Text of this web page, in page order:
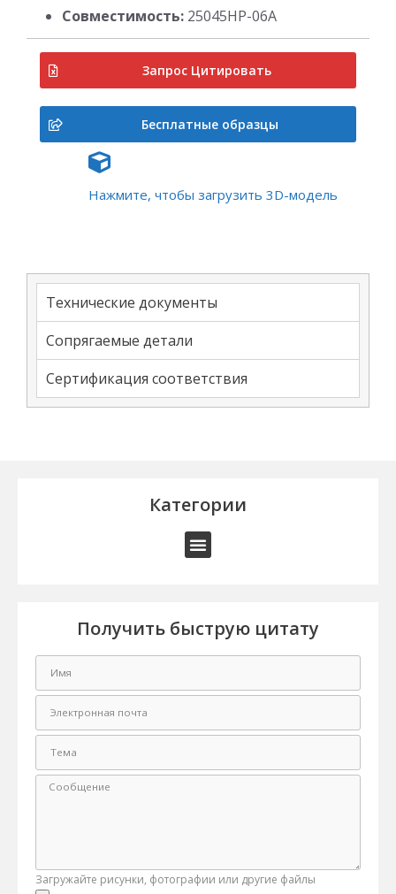
Совместимость: 25045HP-06A
Запрос Цитировать
Бесплатные образцы
Нажмите, чтобы загрузить 3D-модель
Технические документы
Сопрягаемые детали
Сертификация соответствия
Категории
Получить быструю цитату
Загружайте рисунки, фотографии или другие файлы